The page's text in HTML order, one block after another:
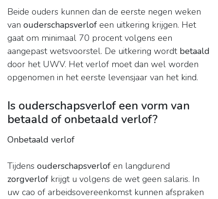
Beide ouders kunnen dan de eerste negen weken
van ouderschapsverlof een uitkering krijgen. Het
gaat om minimaal 70 procent volgens een
aangepast wetsvoorstel. De uitkering wordt betaald
door het UWV. Het verlof moet dan wel worden
opgenomen in het eerste levensjaar van het kind.
Is ouderschapsverlof een vorm van
betaald of onbetaald verlof?
Onbetaald verlof
Tijdens ouderschapsverlof en langdurend
zorgverlof krijgt u volgens de wet geen salaris. In
uw cao of arbeidsovereenkomst kunnen afspraken